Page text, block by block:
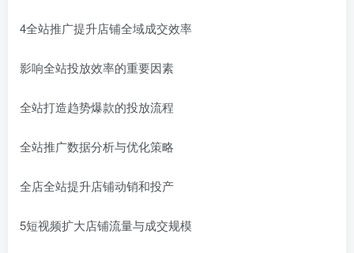
4全站推广提升店铺全域成交效率
影响全站投放效率的重要因素
全站打造趋势爆款的投放流程
全站推广数据分析与优化策略
全店全站提升店铺动销和投产
5短视频扩大店铺流量与成交规模